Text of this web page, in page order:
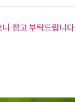
참고 부탁드립니다